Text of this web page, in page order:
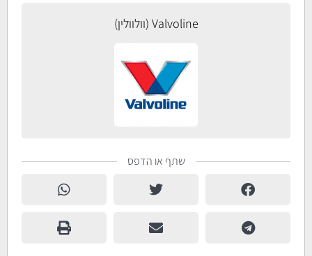
Valvoline (וולוולין)
שתף או הדפס